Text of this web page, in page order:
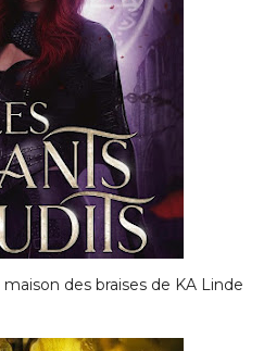
des braises de KA Linde